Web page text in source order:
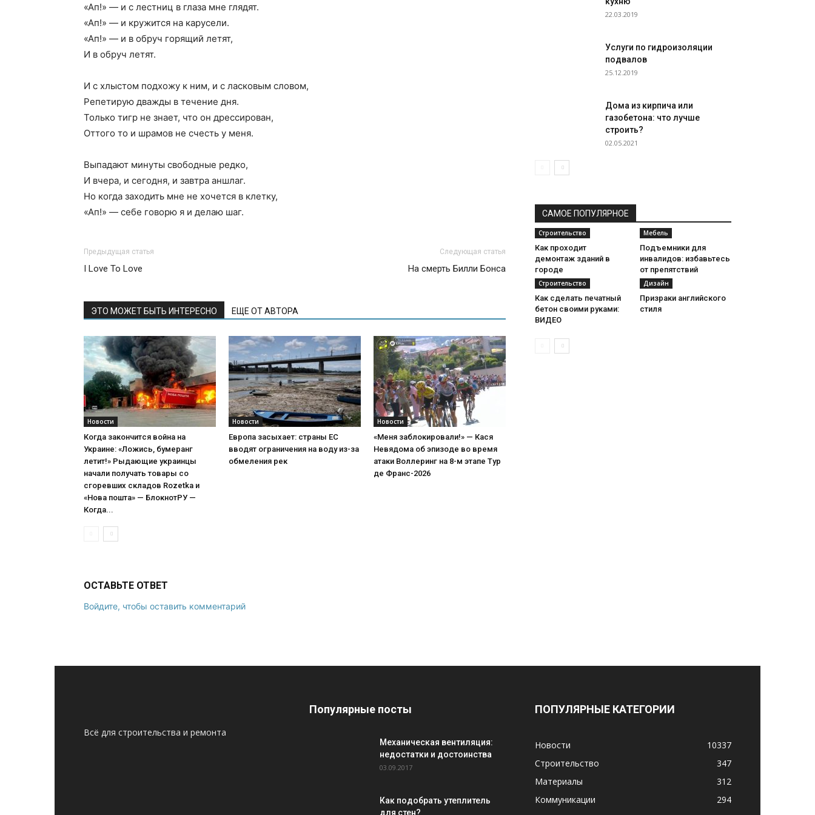
«Ап!» — и с лестниц в глаза мне глядят.
«Ап!» — и кружится на карусели.
«Ап!» — и в обруч горящий летят,
И в обруч летят.
И с хлыстом подхожу к ним, и с ласковым словом,
Репетирую дважды в течение дня.
Только тигр не знает, что он дрессирован,
Оттого то и шрамов не счесть у меня.
Выпадают минуты свободные редко,
И вчера, и сегодня, и завтра аншлаг.
Но когда заходить мне не хочется в клетку,
«Ап!» — себе говорю я и делаю шаг.
Предыдущая статья
I Love To Love
Следующая статья
На смерть Билли Бонса
ЭТО МОЖЕТ БЫТЬ ИНТЕРЕСНО ЕЩЕ ОТ АВТОРА
Новости
Когда закончится война на
Украине: «Ложись, бумеранг
летит!» Рыдающие украинцы
начали получать товары со
сгоревших складов Rozetka и
«Нова пошта» — БлокнотРУ —
Когда...
Новости
Европа засыхает: страны ЕС
вводят ограничения на воду из-за
обмеления рек
Новости
«Меня заблокировали!» — Кася
Невядома об эпизоде во время
атаки Воллеринг на 8-м этапе Тур
де Франс-2026
ОСТАВЬТЕ ОТВЕТ
Войдите, чтобы оставить комментарий
22.03.2019
Услуги по гидроизоляции
подвалов
25.12.2019
Дома из кирпича или
газобетона: что лучше
строить?
02.05.2021
САМОЕ ПОПУЛЯРНОЕ
Строительство
Как проходит
демонтаж зданий в
городе
Мебель
Подъемники для
инвалидов: избавьтесь
от препятствий
Строительство
Как сделать печатный
бетон своими руками:
ВИДЕО
Дизайн
Призраки английского
стиля
Всё для строительства и ремонта
Популярные посты
Механическая вентиляция:
недостатки и достоинства
03.09.2017
Как подобрать утеплитель
для стен?
ПОПУЛЯРНЫЕ КАТЕГОРИИ
Новости
10337
Строительство
347
Материалы
312
Коммуникации
294